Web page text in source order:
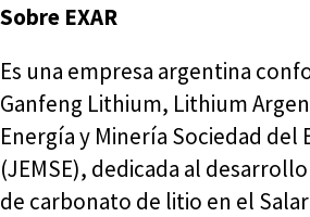
Sobre EXAR
Es una empresa argentina
Ganfeng Lithium, Lithium
Energía y Minería Sociedad del
(JEMSE), dedicada al
de carbonato de litio en el